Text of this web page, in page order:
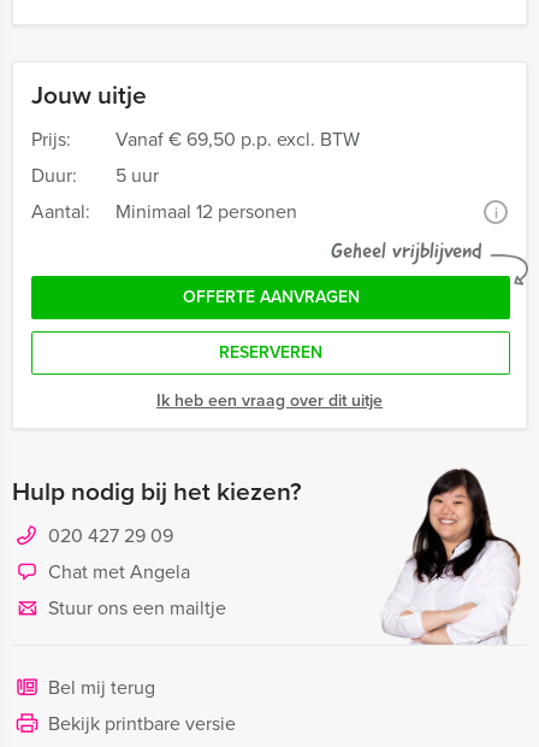
Jouw uitje
Prijs: Vanaf€ 69,50 p.p. excl. BTW
Duur:
5 uur
Aantal:
Minimaal 12 personen i
Geheel vrijblijvend
OFFERTE AANVRAGEN
RESERVEREN
Ik heb een vraag over dit uitje
Hulp nodig bij het kiezen?
020 427 29 09
Chat met Angela
Stuur ons een mailtje
Bel mij terug
Bekijk printbare versie